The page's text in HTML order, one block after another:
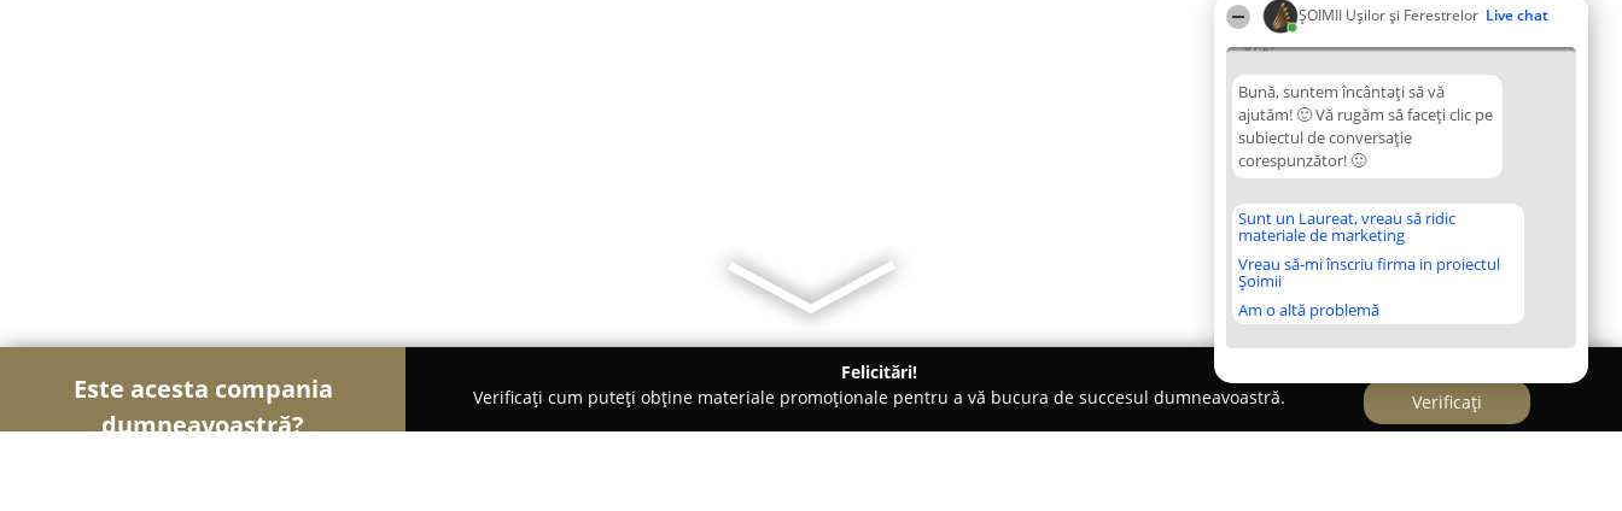
ȘOIMII Ușilor și Ferestrelor Live chat
01:27
Bună, suntem încântați să vă
ajutăm! 🙂 Vă rugăm să faceți clic pe
subiectul de conversație
corespunzător! 🙂
Sunt un Laureat, vreau să ridic
materiale de marketing
Vreau să-mi înscriu firma in proiectul
Șoimii
Am o altă problemă
Este acesta compania
dumneavoastră?
Felicitări!
Verificați cum puteți obține materiale promoționale pentru a vă bucura de succesul dumneavoastră.
Verificați